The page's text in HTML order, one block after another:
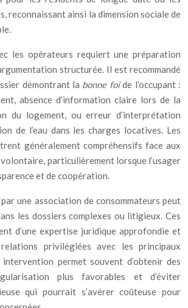
reconnaissant ainsi la dimension sociale de
les opérateurs requiert une préparation
structurée. Il est recommandé
démontrant la bonne foide l’occupant :
absence d’information claire lors de la
du logement, ou erreur d’interprétation
de l’eau dans les charges locatives. Les
généralement compréhensifs face aux
particulièrement lorsque l’usager
et de coopération.
par une association de consommateurs peut
les dossiers complexes ou litigieux. Ces
d’une expertise juridique approfondie et
privilégiées avec les principaux
permet souvent d’obtenir des
plus favorables et d’éviter
qui pourrait s’avérer coûteuse pour